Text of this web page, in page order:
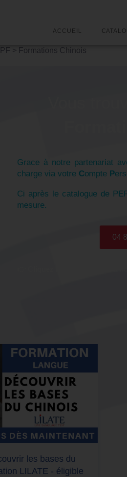
ACCUEIL
> Formations Chinois
Grace à notre partenariat
charge via votre Compte P
Ci après le catalogue de
mesure.
04
les bases du
LILATE - éligible